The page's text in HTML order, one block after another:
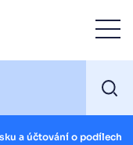
a účtování o podílech